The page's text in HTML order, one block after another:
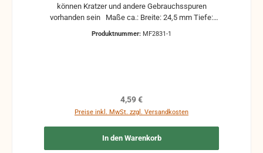
können Kratzer und andere Gebrauchsspuren
vorhanden sein Maße ca.: Breite: 24,5 mm Tiefe:
Produktnummer: MF2831-1
Regulärer Preis:
4,59 €
Preise inkl. MwSt. zzgl. Versandkosten
In den Warenkorb